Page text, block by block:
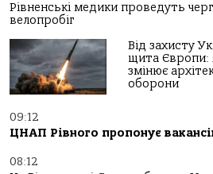
Рівненські медики проведуть
велопробіг
Від захисту
щита Європи:
змінює
оборони
09:12
ЦНАП Рівного пропонує
08:12